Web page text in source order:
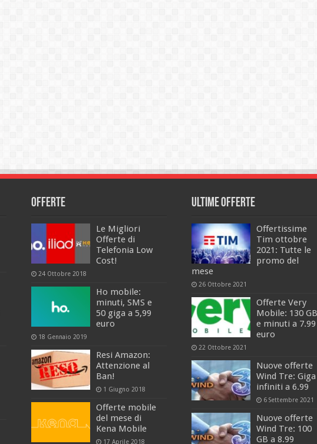
Offerte
Le Migliori
Offerte di
Telefonia Low
Cost!
24 Ottobre 2018
Ho mobile:
minuti, SMS e
50 giga a 5,99
euro
18 Gennaio 2019
Resi Amazon:
Attenzione al
Ban!
1 Giugno 2018
Offerte mobile
del mese di
Kena Mobile
17 Aprile 2018
Ultime offerte
Offertissime
Tim ottobre
2021: Tutte le
promo del
mese
26 Ottobre 2021
Offerte Very
Mobile: 130 GB
e minuti a 7.99
euro
22 Ottobre 2021
Nuove offerte
Wind Tre: Giga
infiniti a 6.99
6 Settembre 2021
Nuove offerte
Wind Tre: 100
GB a 8.99